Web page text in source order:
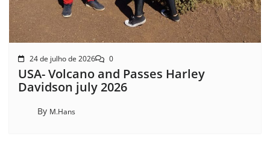
24 de julho de 2026 0
USA- Volcano and Passes Harley
Davidson july 2026
By M.Hans